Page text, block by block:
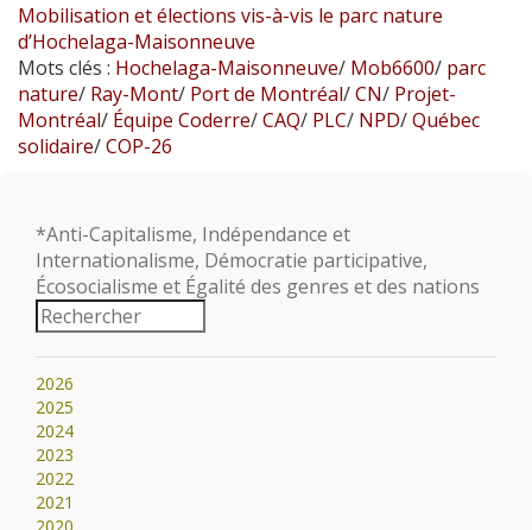
Mobilisation et élections vis-à-vis le parc nature
d’Hochelaga-Maisonneuve
Mots clés : Hochelaga-Maisonneuve/ Mob6600/ parc
nature/ Ray-Mont/ Port de Montréal/CN/ Projet-
Montréal/ Équipe Coderre/CAQ/ PLC/ NPD/Québec
solidaire/COP-26
*Anti-Capitalisme, Indépendance et
Internationalisme, Démocratie participative,
Écosocialisme et Égalité des genres et des nations
2026
2025
2024
2023
2022
2021